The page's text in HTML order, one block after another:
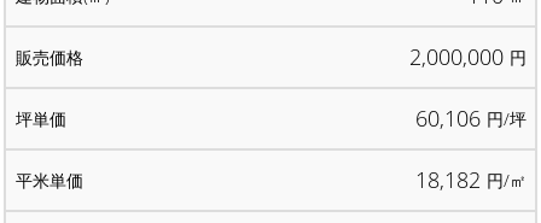
2,000,000 円
60,106 円/坪
18,182 円/㎡